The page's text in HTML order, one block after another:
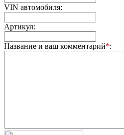
VIN автомобиля:
Артикул:
Название и ваш комментарий*: